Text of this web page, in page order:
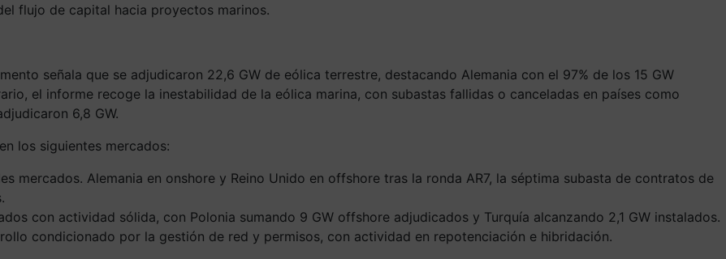
flujo de capital hacia proyectos marinos.
señala que se adjudicaron 22,6 GW de eólica terrestre, destacando Alemania con el 97% de los 15 GW
el informe recoge la inestabilidad de la eólica marina, con subastas fallidas o canceladas en países como
6,8 GW.
los siguientes mercados:
mercados. Alemania en onshore y Reino Unido en offshore tras la ronda AR7, la séptima subasta de contratos de
con actividad sólida, con Polonia sumando 9 GW offshore adjudicados y Turquía alcanzando 2,1 GW instalados.
condicionado por la gestión de red y permisos, con actividad en repotenciación e hibridación.